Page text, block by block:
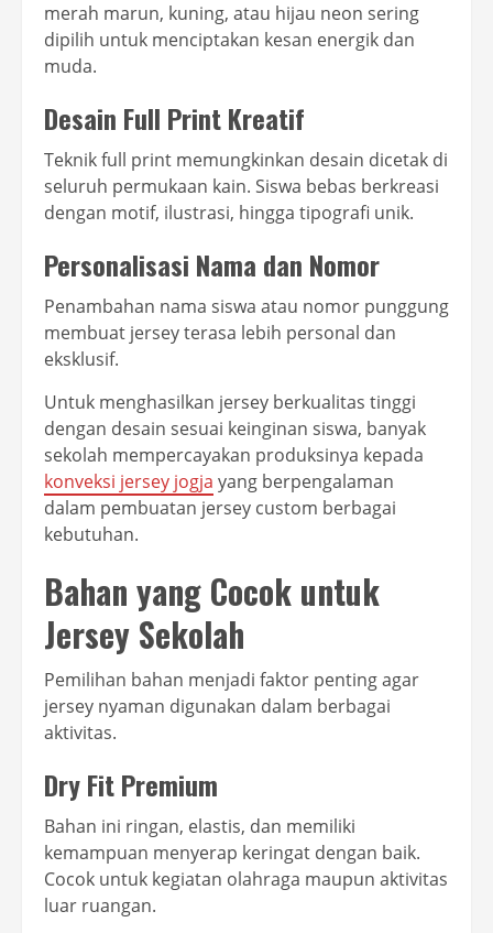
merah marun, kuning, atau hijau neon sering
dipilih untuk menciptakan kesan energik dan
muda.
Desain Full Print Kreatif
Teknik full print memungkinkan desain dicetak di
seluruh permukaan kain. Siswa bebas berkreasi
dengan motif, ilustrasi, hingga tipografi unik.
Personalisasi Nama dan Nomor
Penambahan nama siswa atau nomor punggung
membuat jersey terasa lebih personal dan
eksklusif.
Untuk menghasilkan jersey berkualitas tinggi
dengan desain sesuai keinginan siswa, banyak
sekolah mempercayakan produksinya kepada
konveksi jersey jogja yang berpengalaman
dalam pembuatan jersey custom berbagai
kebutuhan.
Bahan yang Cocok untuk
Jersey Sekolah
Pemilihan bahan menjadi faktor penting agar
jersey nyaman digunakan dalam berbagai
aktivitas.
Dry Fit Premium
Bahan ini ringan, elastis, dan memiliki
kemampuan menyerap keringat dengan baik.
Cocok untuk kegiatan olahraga maupun aktivitas
luar ruangan.